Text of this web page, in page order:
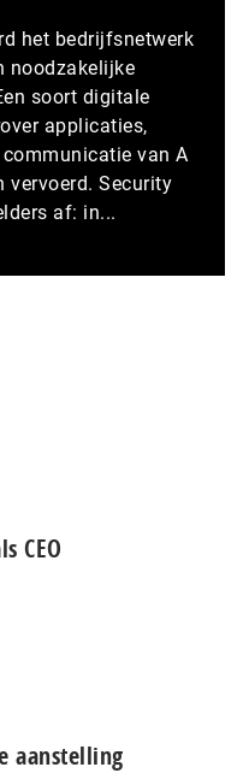
het bedrijfsnetwerk
noodzakelijke
soort digitale
applicaties,
van A
vervoerd. Security
af: in...
CEO
aanstelling